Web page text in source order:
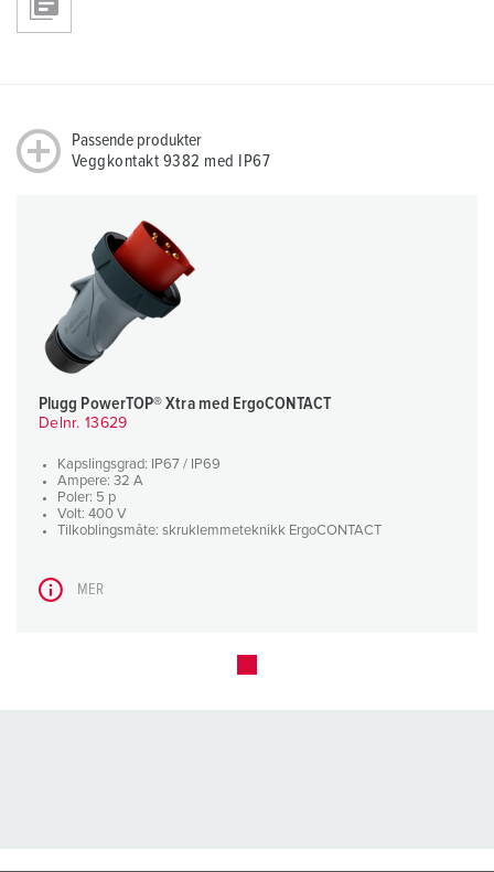
Passende produkter
Veggkontakt 9382 med IP67
Plugg PowerTOP® Xtra med ErgoCONTACT
Delnr. 13629
Kapslingsgrad: IP67 / IP69
Ampere: 32 A
Poler: 5 p
Volt: 400 V
Tilkoblingsmåte: skruklemmeteknikk ErgoCONTACT
MER